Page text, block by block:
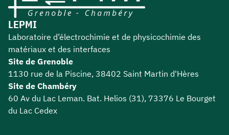
LEPMI
Laboratoire d’électrochimie et de physicochimie des
matériaux et des interfaces
Site de Grenoble
1130 rue de la Piscine, 38402 Saint Martin d'Hères
Site de Chambéry
60 Av du Lac Leman. Bat. Helios (31), 73376 Le Bourget
du Lac Cedex